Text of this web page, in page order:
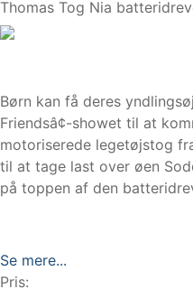
Thomas Tog Nia
Børn kan få deres
Friendsâ¢-showet til at
motoriserede legetøjstog
til at tage last over øen
på toppen af den
Se mere...
Pris: